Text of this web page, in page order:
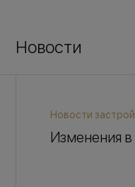
Новости
Новости
Изменения